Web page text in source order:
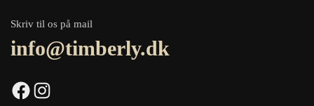
Skriv til os på mail
info@timberly.dk
Facebook Instagram